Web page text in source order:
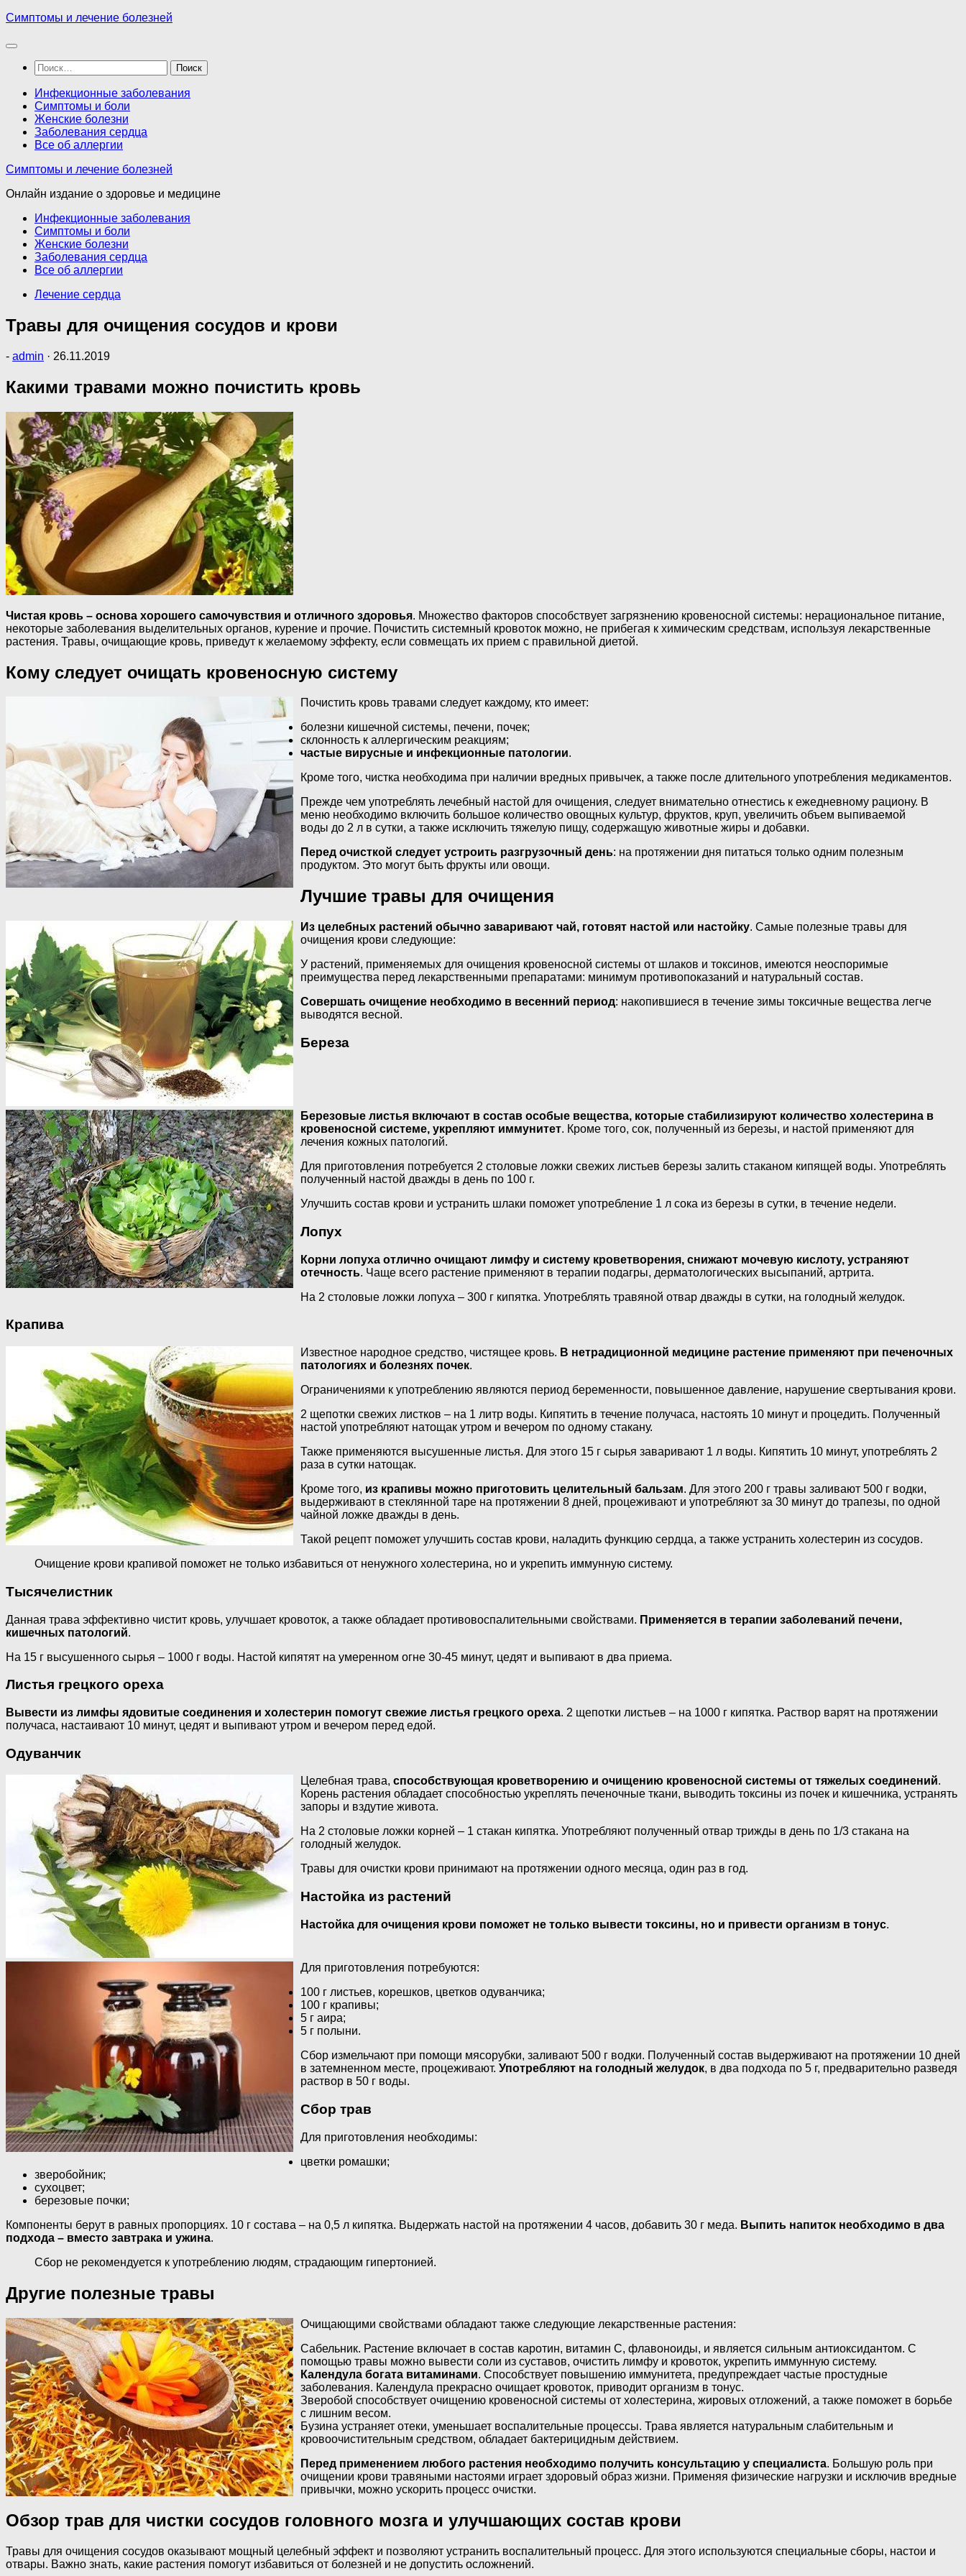
Перейти
содержимому
Симптомы и лечение болезней
Найти:
Инфекционные заболевания
Симптомы и боли
Женские болезни
Заболевания сердца
Все об аллергии
Симптомы и лечение болезней
Онлайн издание о здоровье и медицине
Инфекционные заболевания
Симптомы и боли
Женские болезни
Заболевания сердца
Все об аллергии
Лечение сердца
Травы для очищения сосудов и крови
- admin · 26.11.2019
Какими травами можно почистить кровь
Чистая кровь – основа хорошего самочувствия и отличного здоровья. Множество факторов способствует загрязнению кровеносной системы: нерациональное питание,
некоторые заболевания выделительных органов, курение и прочие. Почистить системный кровоток можно, не прибегая к химическим средствам, используя лекарственные
растения. Травы, очищающие кровь, приведут к желаемому эффекту, если совмещать их прием с правильной диетой.
Кому следует очищать кровеносную систему
Почистить кровь травами следует каждому, кто имеет:
болезни кишечной системы, печени, почек;
склонность к аллергическим реакциям;
частые вирусные и инфекционные патологии.
Кроме того, чистка необходима при наличии вредных привычек, а также после длительного употребления медикаментов.
Прежде чем употреблять лечебный настой для очищения, следует внимательно отнестись к ежедневному рациону. В
меню необходимо включить большое количество овощных культур, фруктов, круп, увеличить объем выпиваемой
воды до 2 л в сутки, а также исключить тяжелую пищу, содержащую животные жиры и добавки.
Перед очисткой следует устроить разгрузочный день: на протяжении дня питаться только одним полезным
продуктом. Это могут быть фрукты или овощи.
Лучшие травы для очищения
Из целебных растений обычно заваривают чай, готовят настой или настойку. Самые полезные травы для
очищения крови следующие:
У растений, применяемых для очищения кровеносной системы от шлаков и токсинов, имеются неоспоримые
преимущества перед лекарственными препаратами: минимум противопоказаний и натуральный состав.
Совершать очищение необходимо в весенний период: накопившиеся в течение зимы токсичные вещества легче
выводятся весной.
Береза
Березовые листья включают в состав особые вещества, которые стабилизируют количество холестерина в
кровеносной системе, укрепляют иммунитет. Кроме того, сок, полученный из березы, и настой применяют для
лечения кожных патологий.
Для приготовления потребуется 2 столовые ложки свежих листьев березы залить стаканом кипящей воды. Употреблять
полученный настой дважды в день по 100 г.
Улучшить состав крови и устранить шлаки поможет употребление 1 л сока из березы в сутки, в течение недели.
Лопух
Корни лопуха отлично очищают лимфу и систему кроветворения, снижают мочевую кислоту, устраняют
отечность. Чаще всего растение применяют в терапии подагры, дерматологических высыпаний, артрита.
На 2 столовые ложки лопуха – 300 г кипятка. Употреблять травяной отвар дважды в сутки, на голодный желудок.
Крапива
Известное народное средство, чистящее кровь. В нетрадиционной медицине растение применяют при печеночных
патологиях и болезнях почек.
Ограничениями к употреблению являются период беременности, повышенное давление, нарушение свертывания крови.
2 щепотки свежих листков – на 1 литр воды. Кипятить в течение получаса, настоять 10 минут и процедить. Полученный
настой употребляют натощак утром и вечером по одному стакану.
Также применяются высушенные листья. Для этого 15 г сырья заваривают 1 л воды. Кипятить 10 минут, употреблять 2
раза в сутки натощак.
Кроме того, из крапивы можно приготовить целительный бальзам. Для этого 200 г травы заливают 500 г водки,
выдерживают в стеклянной таре на протяжении 8 дней, процеживают и употребляют за 30 минут до трапезы, по одной
чайной ложке дважды в день.
Такой рецепт поможет улучшить состав крови, наладить функцию сердца, а также устранить холестерин из сосудов.
Очищение крови крапивой поможет не только избавиться от ненужного холестерина, но и укрепить иммунную систему.
Тысячелистник
Данная трава эффективно чистит кровь, улучшает кровоток, а также обладает противовоспалительными свойствами. Применяется в терапии заболеваний печени,
кишечных патологий.
На 15 г высушенного сырья – 1000 г воды. Настой кипятят на умеренном огне 30-45 минут, цедят и выпивают в два приема.
Листья грецкого ореха
Вывести из лимфы ядовитые соединения и холестерин помогут свежие листья грецкого ореха. 2 щепотки листьев – на 1000 г кипятка. Раствор варят на протяжении
получаса, настаивают 10 минут, цедят и выпивают утром и вечером перед едой.
Одуванчик
Целебная трава, способствующая кроветворению и очищению кровеносной системы от тяжелых соединений.
Корень растения обладает способностью укреплять печеночные ткани, выводить токсины из почек и кишечника, устранять
запоры и вздутие живота.
На 2 столовые ложки корней – 1 стакан кипятка. Употребляют полученный отвар трижды в день по 1/3 стакана на
голодный желудок.
Травы для очистки крови принимают на протяжении одного месяца, один раз в год.
Настойка из растений
Настойка для очищения крови поможет не только вывести токсины, но и привести организм в тонус.
Для приготовления потребуются:
100 г листьев, корешков, цветков одуванчика;
100 г крапивы;
5 г аира;
5 г полыни.
Сбор измельчают при помощи мясорубки, заливают 500 г водки. Полученный состав выдерживают на протяжении 10 дней
в затемненном месте, процеживают. Употребляют на голодный желудок, в два подхода по 5 г, предварительно разведя
раствор в 50 г воды.
Сбор трав
Для приготовления необходимы:
цветки ромашки;
зверобойник;
сухоцвет;
березовые почки;
Компоненты берут в равных пропорциях. 10 г состава – на 0,5 л кипятка. Выдержать настой на протяжении 4 часов, добавить 30 г меда. Выпить напиток необходимо в два
подхода – вместо завтрака и ужина.
Сбор не рекомендуется к употреблению людям, страдающим гипертонией.
Другие полезные травы
Очищающими свойствами обладают также следующие лекарственные растения:
Сабельник. Растение включает в состав каротин, витамин C, флавоноиды, и является сильным антиоксидантом. С
помощью травы можно вывести соли из суставов, очистить лимфу и кровоток, укрепить иммунную систему.
Календула богата витаминами. Способствует повышению иммунитета, предупреждает частые простудные
заболевания. Календула прекрасно очищает кровоток, приводит организм в тонус.
Зверобой способствует очищению кровеносной системы от холестерина, жировых отложений, а также поможет в борьбе
с лишним весом.
Бузина устраняет отеки, уменьшает воспалительные процессы. Трава является натуральным слабительным и
кровоочистительным средством, обладает бактерицидным действием.
Перед применением любого растения необходимо получить консультацию у специалиста. Большую роль при
очищении крови травяными настоями играет здоровый образ жизни. Применяя физические нагрузки и исключив вредные
привычки, можно ускорить процесс очистки.
Обзор трав для чистки сосудов головного мозга и улучшающих состав крови
Травы для очищения сосудов оказывают мощный целебный эффект и позволяют устранить воспалительный процесс. Для этого используются специальные сборы, настои и
отвары. Важно знать, какие растения помогут избавиться от болезней и не допустить осложнений.